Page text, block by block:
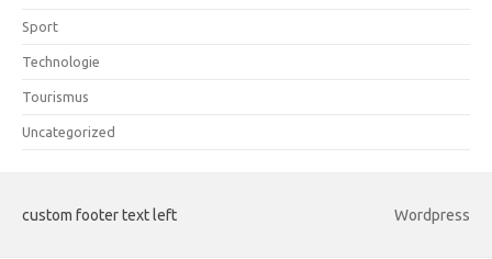
Sport
Technologie
Tourismus
Uncategorized
custom footer text left Wordpress